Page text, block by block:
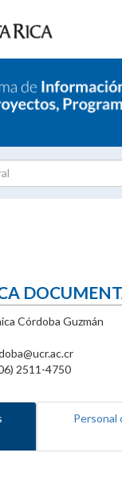
Córdoba Guzmán
2511-4750
Personal